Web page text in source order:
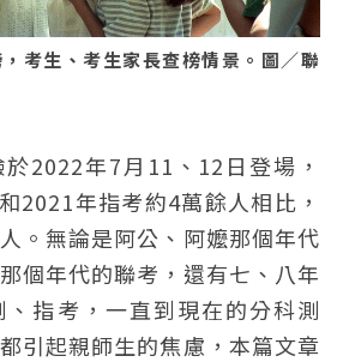
考生、考生家長查榜情景。圖／聯
2022年7月11、12日登場，
2021年指考約4萬餘人相比，
。無論是阿公、阿嬤那個年代
個年代的聯考，還有七、八年
指考，一直到現在的分科測
引起親師生的焦慮，本篇文章